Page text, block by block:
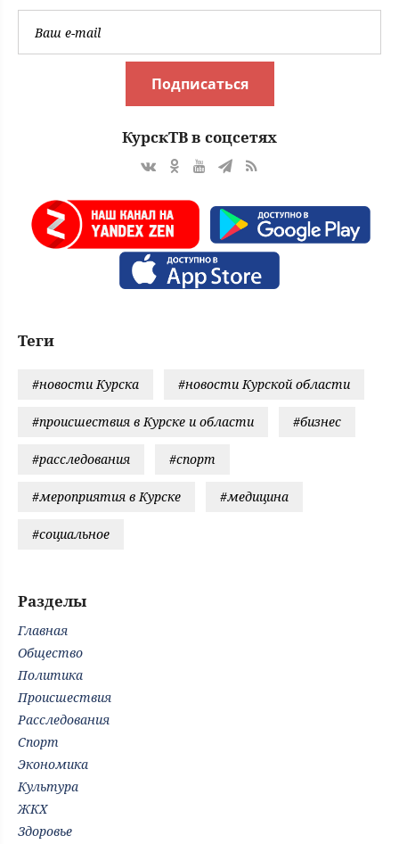
Подписаться
КурскТВ в соцсетях
Теги
#новости Курска #новости Курской области
#происшествия в Курске и области #бизнес
#расследования #спорт
#мероприятия в Курске #медицина
#социальное
Разделы
Главная
Общество
Политика
Происшествия
Расследования
Спорт
Экономика
Культура
ЖКХ
Здоровье